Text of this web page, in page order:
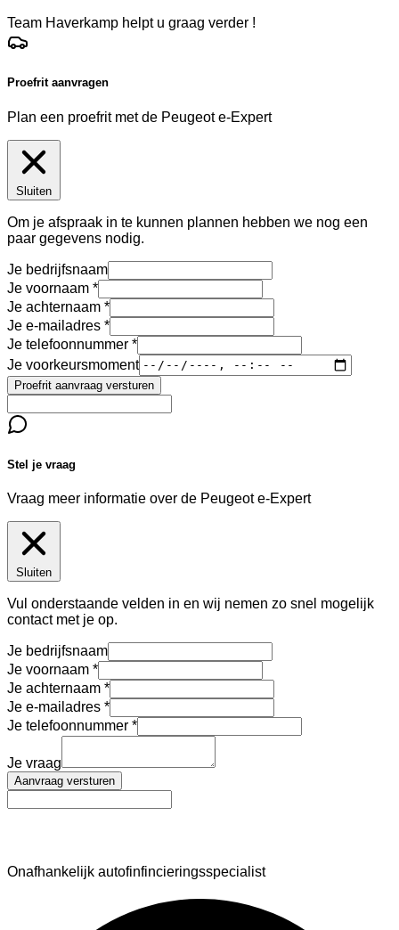
Team Haverkamp helpt u graag verder !
Proefrit aanvragen
Plan een proefrit met de Peugeot e-Expert
Sluiten
Om je afspraak in te kunnen plannen hebben we nog een
paar gegevens nodig.
Je bedrijfsnaam
Je voornaam
Je achternaam
Je e-mailadres
Je telefoonnummer
Je voorkeursmoment
Proefrit aanvraag versturen
Stel je vraag
Vraag meer informatie over de Peugeot e-Expert
Sluiten
Vul onderstaande velden in en wij nemen zo snel mogelijk
contact met je op.
Je bedrijfsnaam
Je voornaam
Je achternaam
Je e-mailadres
Je telefoonnummer
Je vraag
Aanvraag versturen
Onafhankelijk autofinfincieringsspecialist